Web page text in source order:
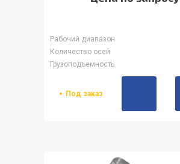
Рабочий диапазон
Количество осей
Грузоподъемность
Под заказ